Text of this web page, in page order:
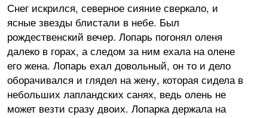
Снег искрился, северное сияние сверкало, и
ясные звезды блистали в небе. Был
рождественский вечер. Лопарь погонял оленя
далеко в горах, а следом за ним ехала на олене
его жена. Лопарь ехал довольный, он то и дело
оборачивался и глядел на жену, которая сидела в
небольших лапландских санях, ведь олень не
может везти сразу двоих. Лопарка держала на